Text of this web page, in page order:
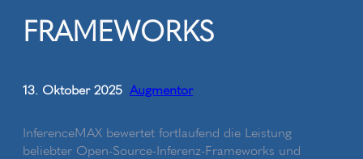
FRAMEWORKS
13. Oktober 2025 Augmentor
InferenceMAX bewertet fortlaufend die Leistung
beliebter Open-Source-Inferenz-Frameworks und